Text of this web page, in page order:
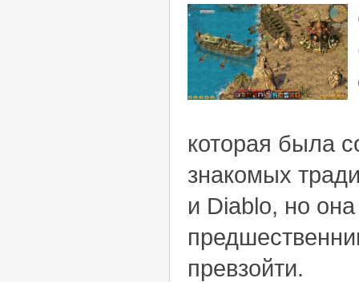
которая была
знакомых
и Diablo, но
превзойти.